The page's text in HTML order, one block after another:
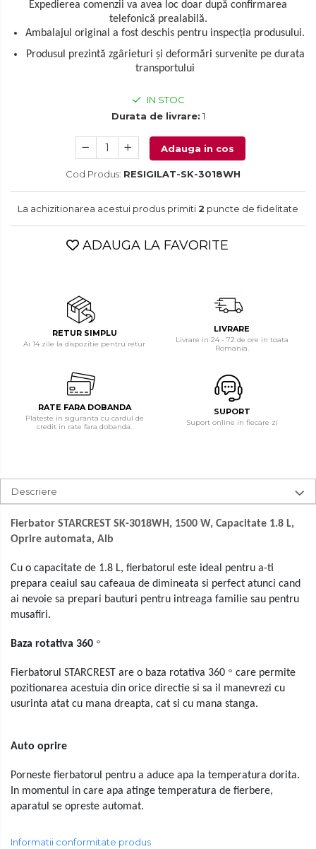
Vitrine pentru vinuri
Aparate de curățat cu aburi
Aparate de ingrijire tesaturi
Aparate de masaj
Aparate de ras electrice
Aparate de tuns
Aparate faciale
Cuptoare cu microunde
Cuptoare electrice
Ingrijire locuinta
Ingrijire personala
Cantare corporale
Ingrijire tesaturi
Statii de calcat
Masini de cusut
Ondulatoare
Perii de par electrice
Periute de dinti electrice
Pile electrice
Placi de indreptat parul
Preparare alimente
Masini de tocat
Preparare ceai si cafea
Espressoare
Accesorii console & PC
Birouri gaming
Console Jocuri
Home Cinema & Audio
Mediaplayere
Sisteme audio
Radio cu ceas & portabile
Accesorii smart TV
Suporturi TV / Monitor
Televizoare
Ecrane de proiectie
Tabla interactiva
Videoproiectoare
Expedierea comenzii va avea loc doar după confirmarea
telefonică prealabilă.
Ambalajul original a fost deschis pentru inspecția produsului.
Produsul prezintă zgârieturi și deformări survenite pe durata
transportului
IN STOC
Durata de livrare: 1
Adauga in cos
Cod Produs: RESIGILAT-SK-3018WH
La achizitionarea acestui produs primiti2 puncte de fidelitate
ADAUGA LA FAVORITE
RETUR SIMPLU
Ai 14 zile la dispozitie pentru retur
LIVRARE
Livrare in 24 - 72 de ore in toata
Romania.
RATE FARA DOBANDA
Plateste in siguranta cu cardul de
credit in rate fara dobanda.
SUPORT
Suport online in fiecare zi
Descriere
Fierbator STARCREST SK-3018WH, 1500 W, Capacitate 1.8 L,
Oprire automata, Alb
Cu o capacitate de 1.8 L, fierbatorul este ideal pentru a-ti
prepara ceaiul sau cafeaua de dimineata si perfect atunci cand
ai nevoie sa prepari bauturi pentru intreaga familie sau pentru
musafiri.
Baza rotativa 360 °
Fierbatorul STARCREST are o baza rotativa 360 ° care permite
pozitionarea acestuia din orice directie si sa il manevrezi cu
usurinta atat cu mana dreapta, cat si cu mana stanga.
Auto oprire
Porneste fierbatorul pentru a aduce apa la temperatura dorita.
In momentul in care apa atinge temperatura de fierbere,
aparatul se opreste automat.
Informatii conformitate produs